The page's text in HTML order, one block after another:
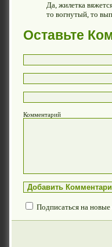
Да, жилетка
то вогнутый, то
Оставьте
Комментарий
Подписаться на